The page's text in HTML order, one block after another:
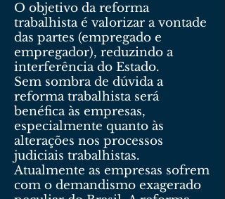
O objetivo da reforma
trabalhista é valorizar a vontade
das partes (empregado e
empregador), reduzindo a
interferência do Estado.
Sem sombra de dúvida a
reforma trabalhista será
benéfica às empresas,
especialmente quanto às
alterações nos processos
judiciais trabalhistas.
Atualmente as empresas sofrem
com o demandismo exagerado